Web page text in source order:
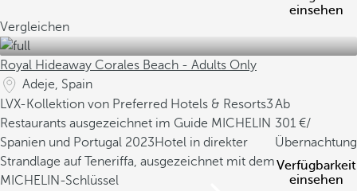
einsehen
Vergleichen
Royal Hideaway Corales Beach - Adults Only
Adeje, Spain
LVX-Kollektion von Preferred Hotels & Resorts3
Restaurants ausgezeichnet im Guide MICHELIN
Spanien und Portugal 2023Hotel in direkter
Strandlage auf Teneriffa, ausgezeichnet mit dem
MICHELIN-Schlüssel
Ab
301
/
Übernachtung
Verfügbarkeit
einsehen